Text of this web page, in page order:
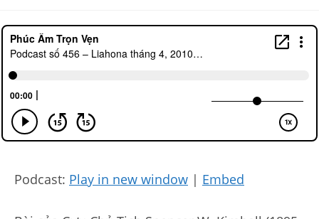
Podcast: Play in new window | Embed